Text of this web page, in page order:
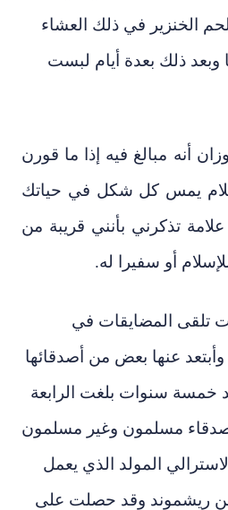
الخنزير في ذلك العشاء
ذلك بعدة أيام لبست
أنه
مبالغ فيه إذا ما قورن
يمس كل شكل في حياتك
تذكرني بأنني قريبة من
أو سفيرا له.
تلقى المضايقات في
عنها بعض من أصدقائها
سنوات بلغت الرابعة
مسلمون وغير مسلمون
المولد الذي يعمل
وقد حصلت على